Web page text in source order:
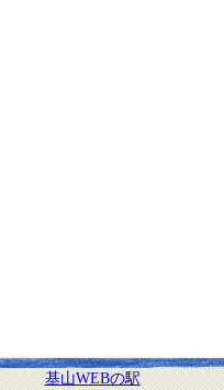
基山WEBの駅